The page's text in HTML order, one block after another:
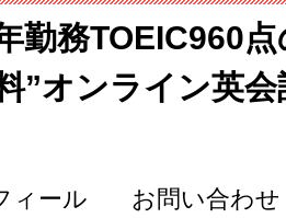
勤務TOEIC960
”オンライン英
ィール お問い合わせ